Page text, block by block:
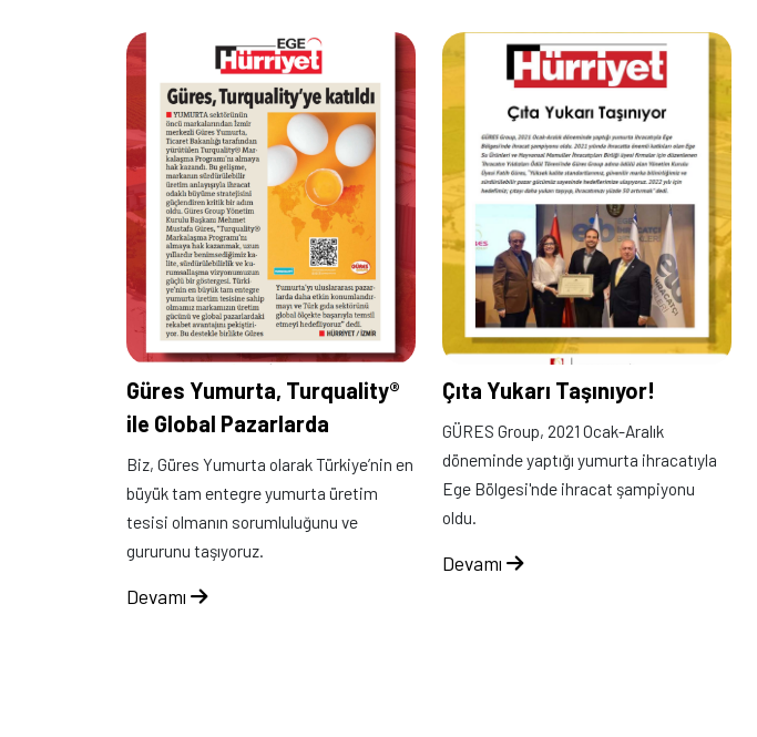
Güres Yumurta, Turquality®
ile Global Pazarlarda
Biz, Güres Yumurta olarak Türkiye’nin en
büyük tam entegre yumurta üretim
tesisi olmanın sorumluluğunu ve
gururunu taşıyoruz.
Devamı
Çıta Yukarı Taşınıyor!
GÜRES Group, 2021 Ocak-Aralık
döneminde yaptığı yumurta ihracatıyla
Ege Bölgesi'nde ihracat şampiyonu
oldu.
Devamı